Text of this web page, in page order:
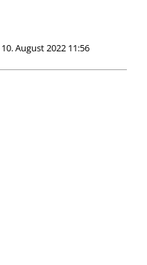
August 2022 11:56